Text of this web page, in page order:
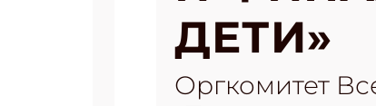
ДЕТИ»
Оргкомитет